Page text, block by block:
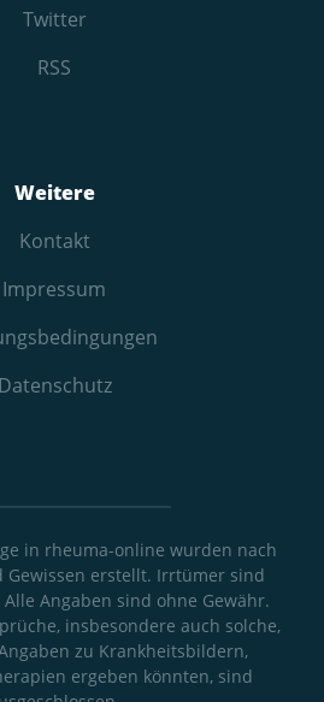
Twitter
RSS
Weitere
Kontakt
Impressum
Datenschutz
in rheuma-online wurden nach
Gewissen erstellt. Irrtümer sind
Angaben sind ohne Gewähr.
insbesondere auch solche,
zu Krankheitsbildern,
ergeben könnten, sind